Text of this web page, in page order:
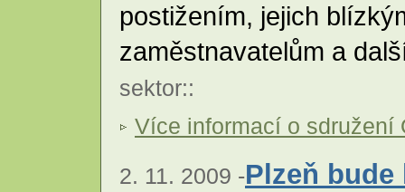
postižením, jejich
zaměstnavatelům a
sektor::
Více informací o sdružení
2. 11. 2009 -Plzeň